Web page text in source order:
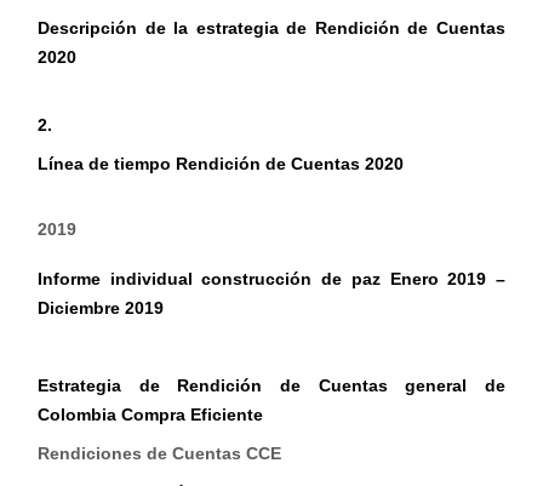
Descripción de la estrategia de Rendición de Cuentas
2020
2.
Línea de tiempo Rendición de Cuentas 2020
2019
Informe individual construcción de paz Enero 2019 –
Diciembre 2019
Estrategia de Rendición de Cuentas general de
Colombia Compra Eficiente
Rendiciones de Cuentas CCE